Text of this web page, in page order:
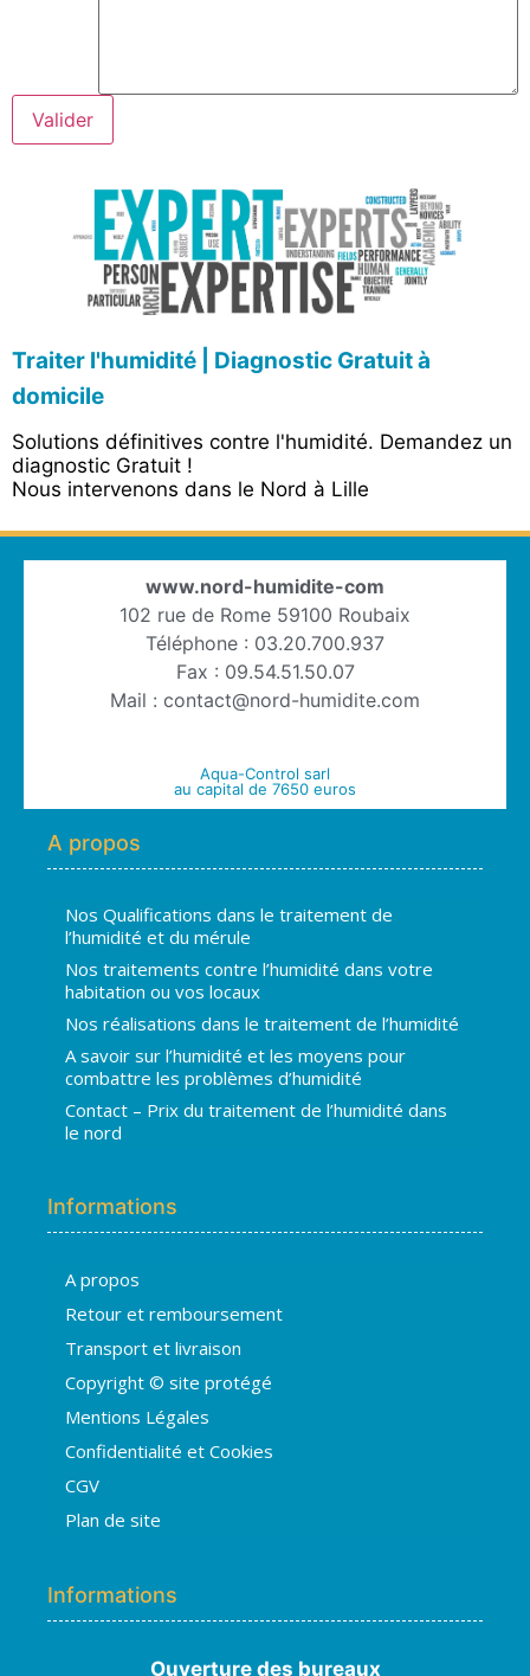
Valider
Traiter l'humidité | Diagnostic Gratuit à
domicile
Solutions définitives contre l'humidité. Demandez un
diagnostic Gratuit !
Nous intervenons dans le Nord à Lille
www.nord-humidite-com
102 rue de Rome 59100 Roubaix
Téléphone : 03.20.700.937
Fax : 09.54.51.50.07
Mail : contact@nord-humidite.com
Aqua-Control sarl
au capital de 7650 euros
A propos
Nos Qualifications dans le traitement de
l’humidité et du mérule
Nos traitements contre l’humidité dans votre
habitation ou vos locaux
Nos réalisations dans le traitement de l’humidité
A savoir sur l’humidité et les moyens pour
combattre les problèmes d’humidité
Contact – Prix du traitement de l’humidité dans
le nord
Informations
A propos
Retour et remboursement
Transport et livraison
Copyright © site protégé
Mentions Légales
Confidentialité et Cookies
CGV
Plan de site
Informations
Ouverture des bureaux
En ligne · répond en quelques secondes
H
👋 Bonjour ! Je suis
puis-je vous aider ?
01:26
💬Autre problème